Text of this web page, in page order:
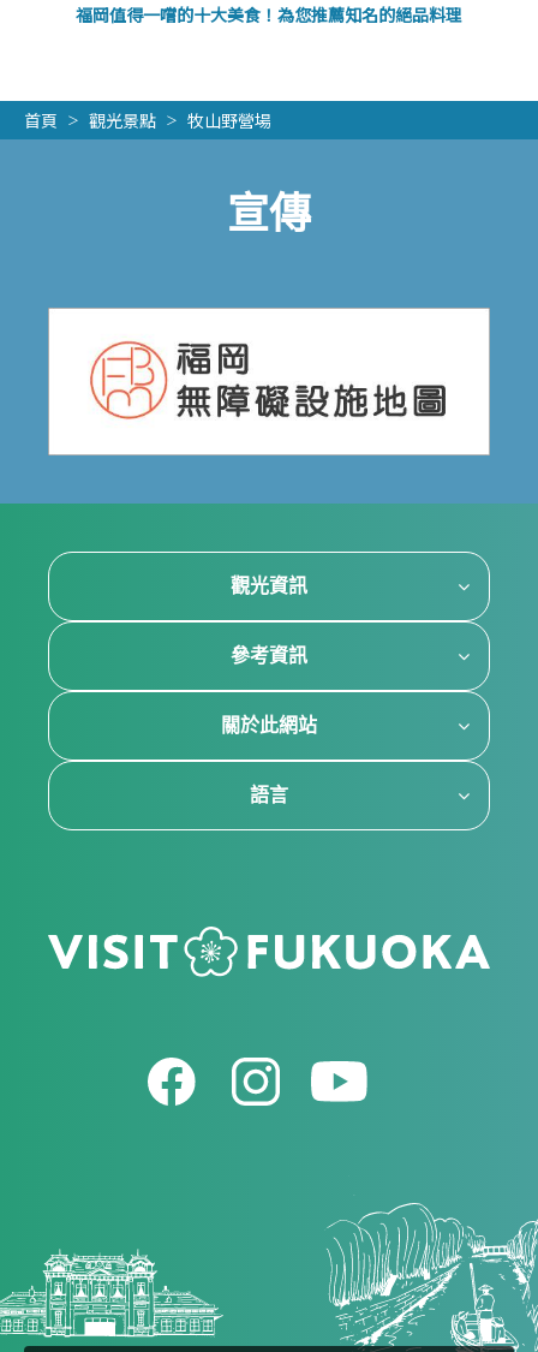
福岡值得一嚐的十大美食！為您推薦知名的絕品料理
首頁 觀光景點 牧山野營場
宣傳
觀光資訊
參考資訊
關於此網站
語言